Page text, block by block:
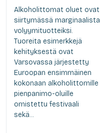
Alkoholittomat oluet ovat
siirtymässä marginaalista
volyymituotteiksi.
Tuoreita esimerkkejä
kehityksestä ovat
Varsovassa järjestetty
Euroopan ensimmäinen
kokonaan alkoholittomille
pienpanimo-oluille
omistettu festivaali
sekä...